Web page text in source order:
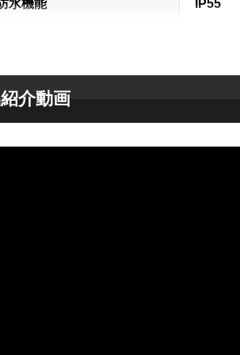
水機能 IP55
時間 約4時間
介動画